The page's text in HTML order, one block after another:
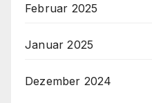
Februar 2025
Januar 2025
Dezember 2024